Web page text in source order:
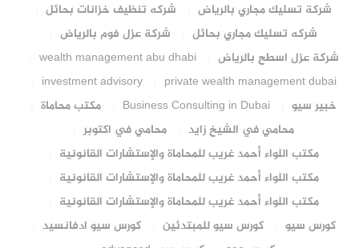
شركة تسليك مجاري بالرياض
شركه تنظيف خزانات بحائل
شركه تسليك مجاري بحائل
شركة عزل فوم بالرياض
شركة عزل اسطح بالرياض
wealth management abu dhabi
private wealth management dubai
investment advisory
خبير سيو
Business Consulting in Dubai
مكتب محاماة
محامي في الشيخ زايد
محامي في اكتوبر
مكتب اللواء أحمد غريب للمحاماة والإستشارات القانونية
مكتب اللواء أحمد غريب للمحاماة والإستشارات القانونية
مكتب اللواء أحمد غريب للمحاماة والإستشارات القانونية
كورس سيو
كورس سيو للمبتدئين
كورس سيو ادفانسيد